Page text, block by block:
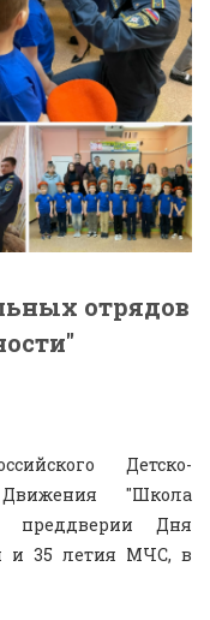
отрядов
Детско-
"Школа
преддверии Дня
и 35 летия МЧС, в